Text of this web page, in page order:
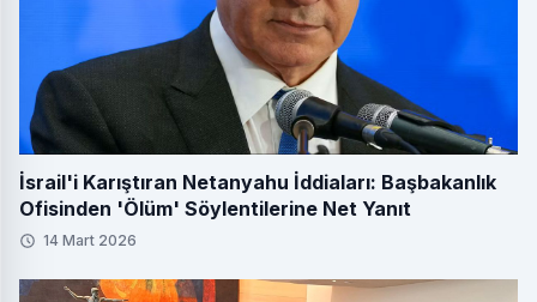
İsrail'i Karıştıran Netanyahu İddiaları: Başbakanlık
Ofisinden 'Ölüm' Söylentilerine Net Yanıt
14 Mart 2026